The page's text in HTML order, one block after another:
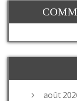
août